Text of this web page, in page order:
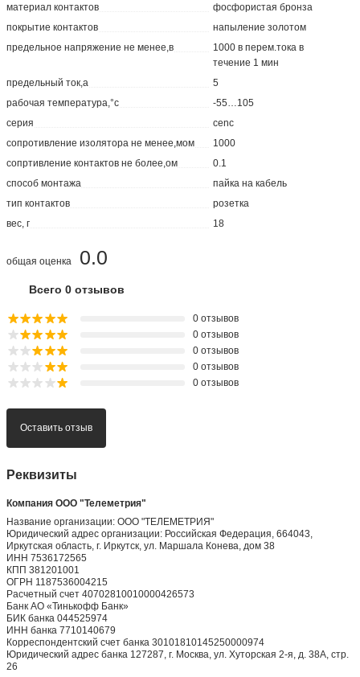
материал контактов
фосфористая бронза
покрытие контактов
напыление золотом
предельное напряжение не менее,в
1000 в перем.тока в
течение 1 мин
предельный ток,а
5
рабочая температура,°с
-55…105
серия
cenc
сопротивление изолятора не менее,мом
1000
сопртивление контактов не более,ом
0.1
способ монтажа
пайка на кабель
тип контактов
розетка
вес, г
18
0.0
общая оценка
Всего 0 отзывов
0 отзывов
0 отзывов
0 отзывов
0 отзывов
0 отзывов
Оставить отзыв
Реквизиты
Компания ООО "Телеметрия"
Название организации: ООО "ТЕЛЕМЕТРИЯ"
Юридический адрес организации: Российская Федерация, 664043,
Иркутская область, г. Иркутск, ул. Маршала Конева, дом 38
ИНН 7536172565
КПП 381201001
ОГРН 1187536004215
Расчетный счет 40702810010000426573
Банк АО «Тинькофф Банк»
БИК банка 044525974
ИНН банка 7710140679
Корреспондентский счет банка 30101810145250000974
Юридический адрес банка 127287, г. Москва, ул. Хуторская 2-я, д. 38А, стр.
26